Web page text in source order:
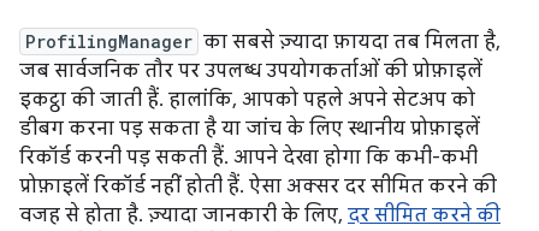
ProfilingManager का सबसे ज़्यादा फ़ायदा तब मिलता है,
जब सार्वजनिक तौर पर उपलब्ध उपयोगकर्ताओं की प्रोफ़ाइलें
इकट्ठा की जाती हैं. हालांकि, आपको पहले अपने सेटअप को
डीबग करना पड़ सकता है या जांच के लिए स्थानीय प्रोफ़ाइलें
रिकॉर्ड करनी पड़ सकती हैं. आपने देखा होगा कि कभी-कभी
प्रोफ़ाइलें रिकॉर्ड नहीं होती हैं. ऐसा अक्सर दर सीमित करने की
वजह से होता है. ज़्यादा जानकारी के लिए, दर सीमित करने की